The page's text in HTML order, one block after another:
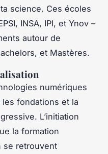
science. Ces écoles
INSA, IPI, et Ynov –
autour de
et Mastères.
numériques
fondations et la
L’initiation
la formation
se retrouvent